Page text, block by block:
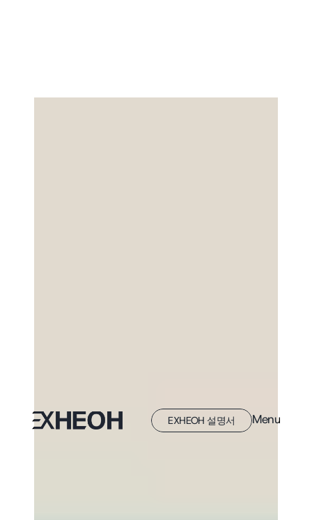
EXHEOH 설명서 Menu